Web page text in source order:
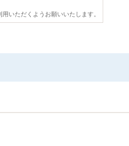
いただくようお願いいたします。